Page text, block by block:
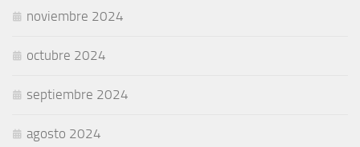
noviembre 2024
octubre 2024
septiembre 2024
agosto 2024